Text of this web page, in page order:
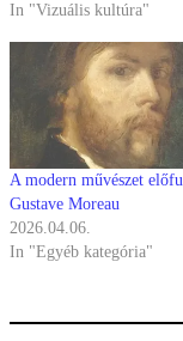
In "Vizuális kultúra"
A modern művészet
Gustave Moreau
2026.04.06.
In "Egyéb kategória"